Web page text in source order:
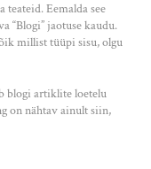
Eemalda see
“Blogi” jaotuse kaudu.
millist tüüpi sisu, olgu
blogi artiklite loetelu
on nähtav ainult siin,